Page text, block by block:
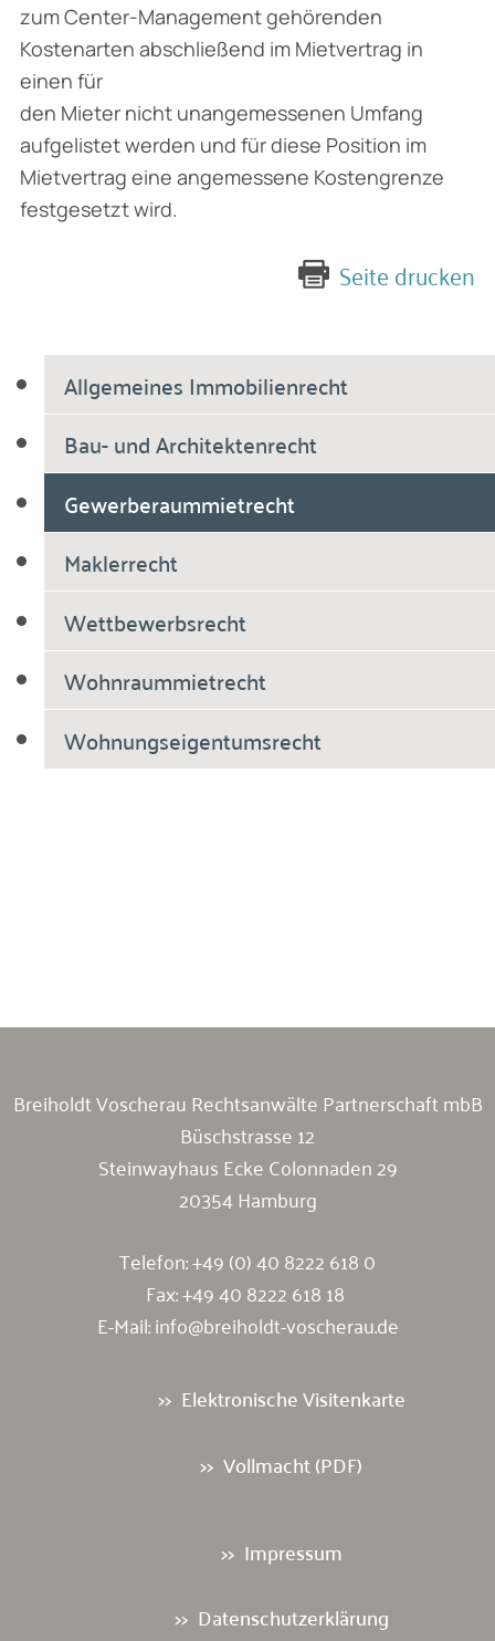
Allgemeines Immobilienrecht
Bau- und Architektenrecht
Gewerberaummietrecht
Maklerrecht
Wettbewerbsrecht
Wohnraummietrecht
Wohnungseigentumsrecht
zum Center-Management gehörenden
Kostenarten abschließend im Mietvertrag in
einen für
den Mieter nicht unangemessenen Umfang
aufgelistet werden und für diese Position im
Mietvertrag eine angemessene Kostengrenze
festgesetzt wird.
Seite drucken
Breiholdt Voscherau Rechtsanwälte Partnerschaft mbB
Büschstrasse 12
Steinwayhaus Ecke Colonnaden 29
20354 Hamburg
Telefon:+49 (0) 40 8222 618 0
Fax: +49 40 8222 618 18
E-Mail:info@breiholdt-voscherau.de
Elektronische Visitenkarte
Vollmacht (PDF)
Impressum
Datenschutzerklärung